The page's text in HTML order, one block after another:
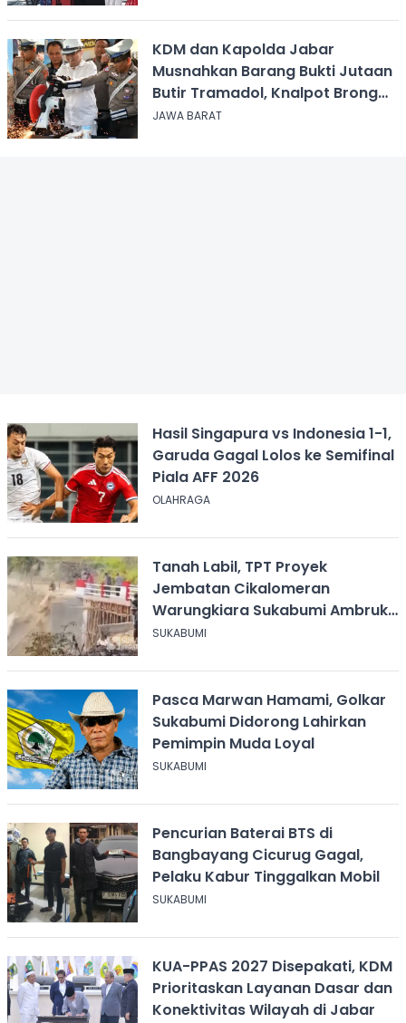
KDM dan Kapolda Jabar
Musnahkan Barang Bukti Jutaan
Butir Tramadol, Knalpot Brong
hingga Miras
JAWA BARAT
Hasil Singapura vs Indonesia 1-1,
Garuda Gagal Lolos ke Semifinal
Piala AFF 2026
OLAHRAGA
Tanah Labil, TPT Proyek
Jembatan Cikalomeran
Warungkiara Sukabumi Ambruk
Saat Pengurugan
SUKABUMI
Pasca Marwan Hamami, Golkar
Sukabumi Didorong Lahirkan
Pemimpin Muda Loyal
SUKABUMI
Pencurian Baterai BTS di
Bangbayang Cicurug Gagal,
Pelaku Kabur Tinggalkan Mobil
SUKABUMI
KUA-PPAS 2027 Disepakati, KDM
Prioritaskan Layanan Dasar dan
Konektivitas Wilayah di Jabar